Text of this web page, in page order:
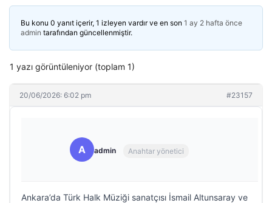
Bu konu 0 yanıt içerir, 1 izleyen vardır ve en son 1 ay 2 hafta önce
admin tarafından güncellenmiştir.
1 yazı görüntüleniyor (toplam 1)
20/06/2026: 6:02 pm #23157
A admin Anahtar yönetici
Ankara’da Türk Halk Müziği sanatçısı İsmail Altunsaray ve